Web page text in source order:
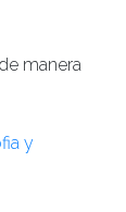
manera
y